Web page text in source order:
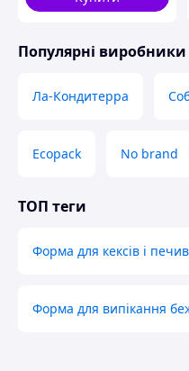
Популярні виробники
Ла-Кондитерра
Ecopack No brand
ТОП теги
Форма для кексів і
Форма для випікання